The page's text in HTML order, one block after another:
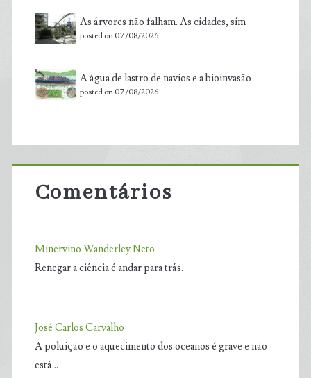
As árvores não falham. As cidades, sim
posted on 07/08/2026
A água de lastro de navios e a bioinvasão
posted on 07/08/2026
Comentários
Minervino Wanderley Neto
Renegar a ciência é andar para trás.
José Carlos Carvalho
A poluição e o aquecimento dos oceanos é grave e não
está…